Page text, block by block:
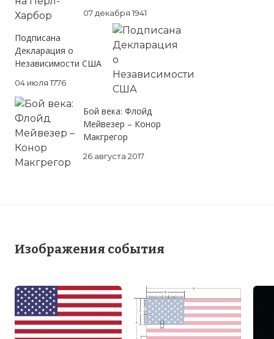
07 декабря 1941
Подписана
Декларация о
Независимости США
04 июля 1776
Бой века: Флойд
Мейвезер – Конор
Макгрегор
26 августа 2017
Изображения события